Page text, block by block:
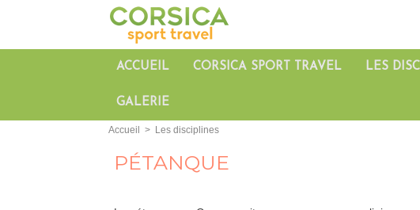
ACCUEIL CORSICA SPORT TRAVEL LES
GALERIE
Accueil > Les disciplines
PÉTANQUE